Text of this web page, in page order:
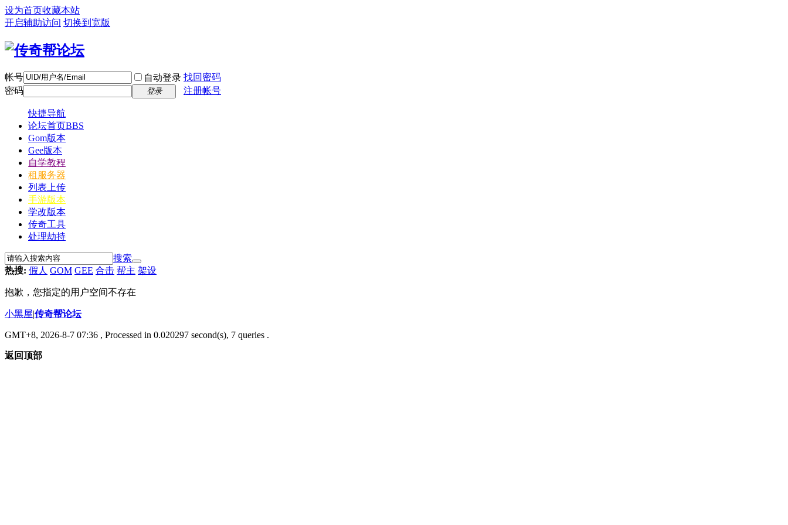
设为首页收藏本站
开启辅助访问 切换到宽版
帐号 自动登录 找回密码
密码
登录 注册帐号
快捷导航
论坛首页BBS
Gom版本
Gee版本
自学教程
租服务器
列表上传
手游版本
学改版本
传奇工具
处理劫持
搜索
热搜: 假人 GOM GEE 合击 帮主 架设
抱歉，您指定的用户空间不存在
小黑屋|传奇帮论坛
GMT+8, 2026-8-7 07:36 , Processed in 0.020297 second(s), 7 queries .
返回顶部